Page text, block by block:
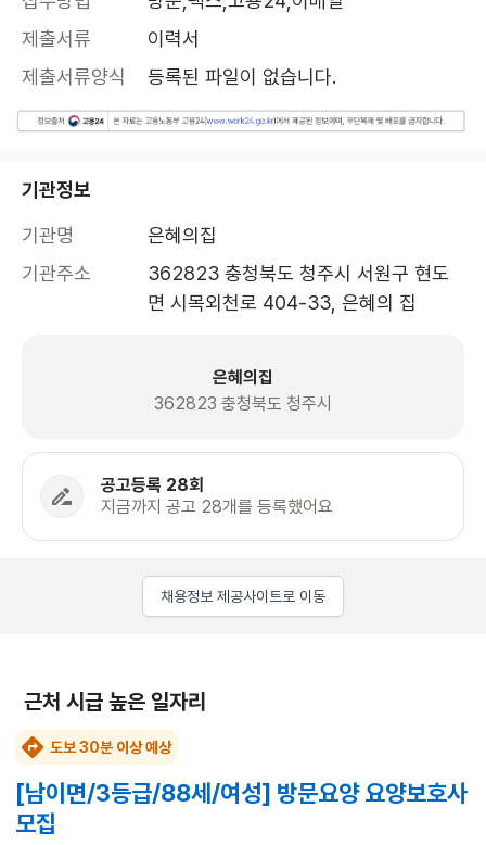
제출서류
이력서
제출서류양식
등록된 파일이 없습니다.
기관정보
기관명
은혜의집
기관주소
362823 충청북도 청주시 서원구 현도
면 시목외천로 404-33, 은혜의 집
은혜의집
362823 충청북도 청주시
공고등록 28회
지금까지 공고 28개를 등록했어요
채용정보 제공사이트로 이동
근처 시급 높은 일자리
도보 30분 이상 예상
[남이면/3등급/88세/여성] 방문요양 요양보호사
모집